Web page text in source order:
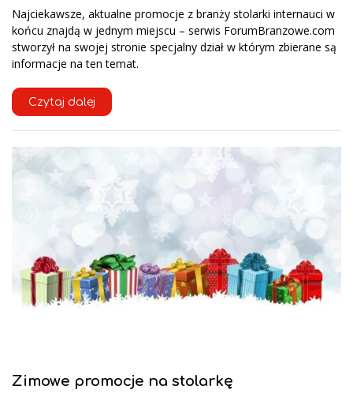
Najciekawsze, aktualne promocje z branży stolarki internauci w
końcu znajdą w jednym miejscu – serwis ForumBranzowe.com
stworzył na swojej stronie specjalny dział w którym zbierane są
informacje na ten temat.
Czytaj dalej
Zimowe promocje na stolarkę